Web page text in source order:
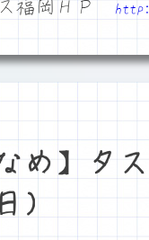
福岡ＨＰ
め】タ
）